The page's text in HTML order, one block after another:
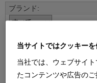
並べ替え：
当サイトではクッキー
当社では、ウェブサイ
たコンテンツや広告の